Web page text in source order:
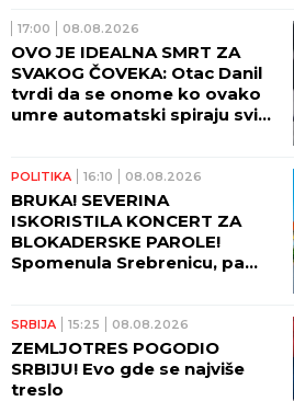
17:00 08.08.2026
OVO JE IDEALNA SMRT ZA
SVAKOG ČOVEKA: Otac Danil
tvrdi da se onome ko ovako
umre automatski spiraju svi
POLITIKA 16:10 08.08.2026
BRUKA! SEVERINA
ISKORISTILA KONCERT ZA
BLOKADERSKE PAROLE!
Spomenula Srebrenicu, pa
SRBIJA 15:25 08.08.2026
ZEMLJOTRES POGODIO
SRBIJU! Evo gde se najviše
treslo